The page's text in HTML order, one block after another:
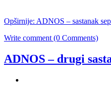
Opširnije: ADNOS – sastanak
Write comment (0 Comments)
ADNOS – drugi